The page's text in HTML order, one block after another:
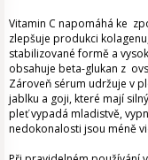
Vitamin C napomáhá ke
zlepšuje produkci
stabilizované formě a
obsahuje beta-glukan z
Zároveň sérum udržuje v
jablku a goji, které mají
pleť vypadá mladistvě,
nedokonalosti jsou méně